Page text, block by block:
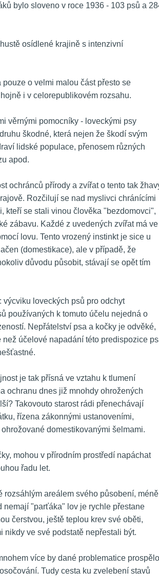
bylo sloveno v roce 1936 - 103 psů a
osídlené krajině s intenzivní
pouze o velmi malou část přesto se
i v celorepublikovém rozsahu.
věrnými pomocníky - loveckými psy
škodné, která nejen že škodí svým
lidské populace, přenosem různých
apod.
ochránců přírody a zvířat o tento tak
Rozčilují se nad myslivci chránícími
kteří se stali vinou člověka "bezdomovci",
zábavu. Každé z uvedených zvířat má ve
lovu. Tento vrozený instinkt je sice u
(domestikace), ale v případě, že
důvodu působit, stávají se opět tím
loveckých psů pro odchyt
používaných k tomuto účelu nejedná o
Nepřátelství psa a kočky je odvěké,
účelové napadání této predispozice
je tak přísná ve vztahu k tlumení
ochranu dnes již mnohdy ohrožených
Takovouto starost rádi přenechávají
řízena zákonnými ustanoveními,
domestikovanými šelmami.
mohou v přírodním prostředí napáchat
řadu let.
rozsáhlým areálem svého působení, méně
nemají "parťáka" lov je rychle přestane
čerstvou, ještě teplou krev své oběti,
ve své podstatě nepřestali být.
více by dané problematice prospělo
Tudy cesta ku zvelebení stavů